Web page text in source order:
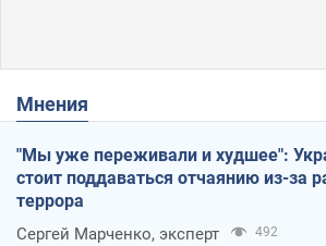
Мнения
"Мы уже переживали и худшее":
стоит поддаваться отчаянию из-за
террора
Сергей Марченко, эксперт 492